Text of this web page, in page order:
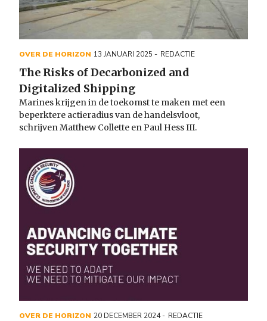
OVER DE HORIZON 13 JANUARI 2025 REDACTIE
The Risks of Decarbonized and
Digitalized Shipping
Marines krijgen in de toekomst te maken met een
beperktere actieradius van de handelsvloot,
schrijven Matthew Collette en Paul Hess III.
OVER DE HORIZON 20 DECEMBER 2024 REDACTIE